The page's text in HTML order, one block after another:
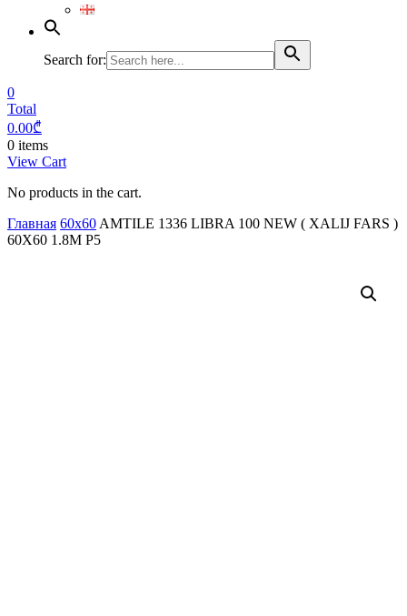
Search for:
0
Total
0.00₾
0 items
View Cart
No products in the cart.
Главная 60x60 AMTILE 1336 LIBRA 100 NEW ( XALIJ FARS )
60X60 1.8M P5